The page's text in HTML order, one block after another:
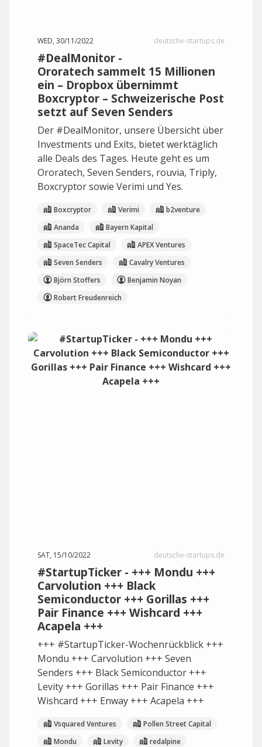
WED, 30/11/2022 deutsche-startups.de
#DealMonitor -
Ororatech sammelt 15 Millionen
ein – Dropbox übernimmt
Boxcryptor – Schweizerische Post
setzt auf Seven Senders
Der #DealMonitor, unsere Übersicht über
Investments und Exits, bietet werktäglich
alle Deals des Tages. Heute geht es um
Ororatech, Seven Senders, rouvia, Triply,
Boxcryptor sowie Verimi und Yes.
Boxcryptor Verimi
b2venture
Ananda
Bayern Kapital
SpaceTec Capital
APEX Ventures
Seven Senders
Cavalry Ventures
Björn Stoffers
Benjamin Noyan
Robert Freudenreich
SAT, 15/10/2022 deutsche-startups.de
#StartupTicker - +++ Mondu +++
Carvolution +++ Black
Semiconductor +++ Gorillas +++
Pair Finance +++ Wishcard +++
Acapela +++
+++ #StartupTicker-Wochenrückblick +++
Mondu +++ Carvolution +++ Seven
Senders +++ Black Semiconductor +++
Levity +++ Gorillas +++ Pair Finance +++
Wishcard +++ Enway +++ Acapela +++
Vsquared Ventures
Pollen Street Capital
Mondu
Levity
redalpine